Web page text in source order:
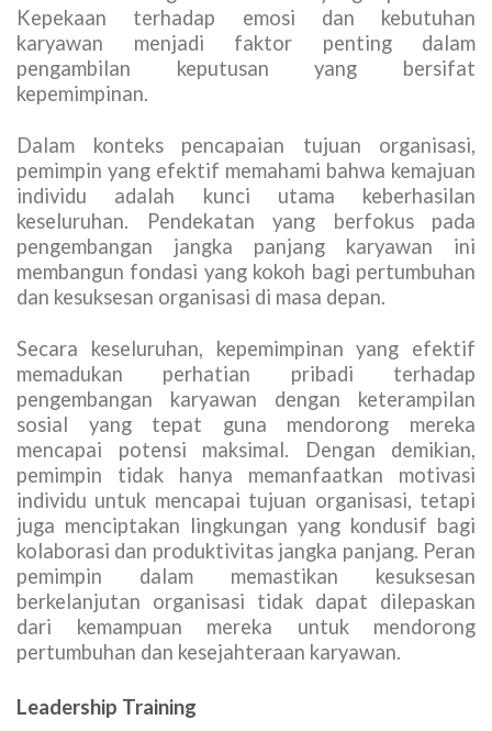
Kepekaan terhadap emosi dan kebutuhan
karyawan menjadi faktor penting dalam
pengambilan keputusan yang bersifat
kepemimpinan.
Dalam konteks pencapaian tujuan organisasi,
pemimpin yang efektif memahami bahwa kemajuan
individu adalah kunci utama keberhasilan
keseluruhan. Pendekatan yang berfokus pada
pengembangan jangka panjang karyawan ini
membangun fondasi yang kokoh bagi pertumbuhan
dan kesuksesan organisasi di masa depan.
Secara keseluruhan, kepemimpinan yang efektif
memadukan perhatian pribadi terhadap
pengembangan karyawan dengan keterampilan
sosial yang tepat guna mendorong mereka
mencapai potensi maksimal. Dengan demikian,
pemimpin tidak hanya memanfaatkan motivasi
individu untuk mencapai tujuan organisasi, tetapi
juga menciptakan lingkungan yang kondusif bagi
kolaborasi dan produktivitas jangka panjang. Peran
pemimpin dalam memastikan kesuksesan
berkelanjutan organisasi tidak dapat dilepaskan
dari kemampuan mereka untuk mendorong
pertumbuhan dan kesejahteraan karyawan.
Leadership Training